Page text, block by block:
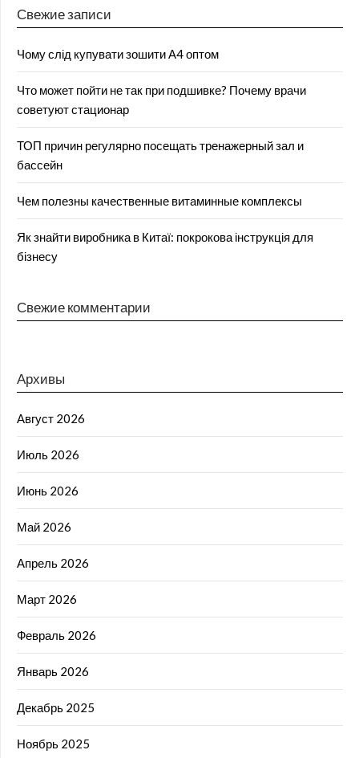
Свежие записи
Чому слід купувати зошити А4 оптом
Что может пойти не так при подшивке? Почему врачи
советуют стационар
ТОП причин регулярно посещать тренажерный зал и
бассейн
Чем полезны качественные витаминные комплексы
Як знайти виробника в Китаї: покрокова інструкція для
бізнесу
Свежие комментарии
Архивы
Август 2026
Июль 2026
Июнь 2026
Май 2026
Апрель 2026
Март 2026
Февраль 2026
Январь 2026
Декабрь 2025
Ноябрь 2025